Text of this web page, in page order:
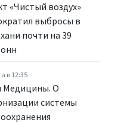
«Чистый воздух»
выбросы в
почти на 39
в 12:35
Медицины. О
системы